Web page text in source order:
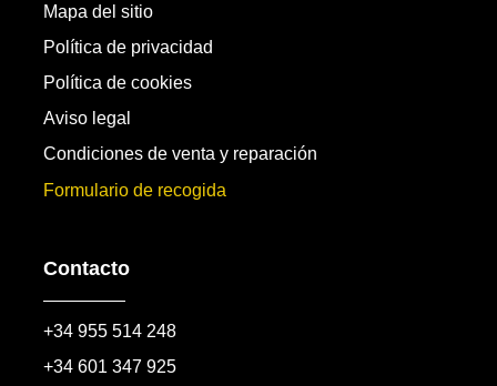
Mapa del sitio
Política de privacidad
Política de cookies
Aviso legal
Condiciones de venta y reparación
Formulario de recogida
Contacto
+34 955 514 248
+34 601 347 925